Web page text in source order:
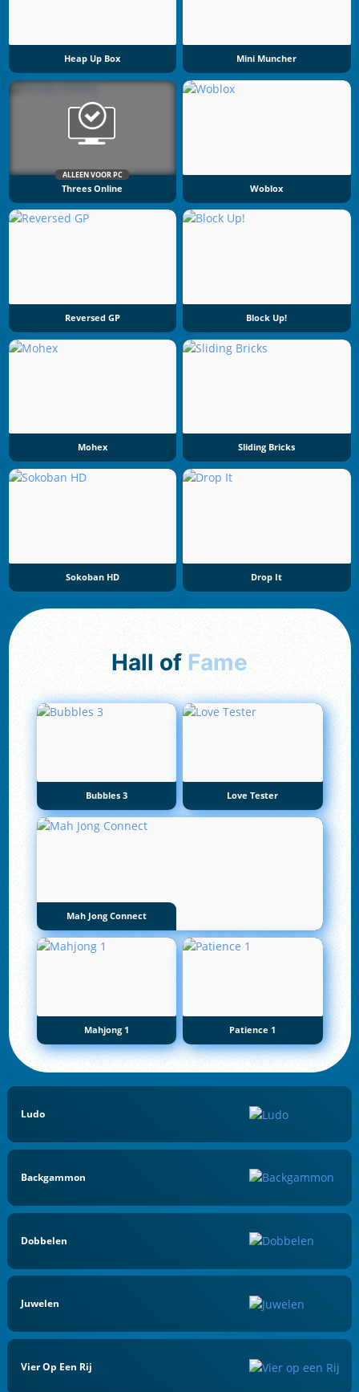
Heap Up Box Mini Muncher
ALLEEN VOOR PC
Threes Online Woblox
Reversed GP Block Up!
Mohex Sliding Bricks
Sokoban HD Drop It
Hall of Fame
Bubbles 3 Love Tester
Mah Jong Connect
Mahjong 1 Patience 1
Ludo
Backgammon
Dobbelen
Juwelen
Vier Op Een Rij